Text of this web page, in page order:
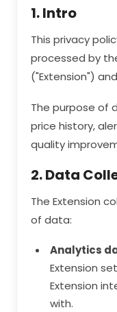
1. Intro
This privacy
processed by
("Extension")
The purpose of
price history,
quality
2. Data
The Extension
of data:
Analytics
Extension
Extension
with.